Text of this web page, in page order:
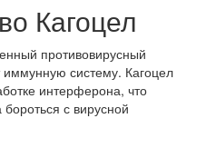
Кагоцел
противовирусный
иммунную систему. Кагоцел
интерферона, что
с вирусной